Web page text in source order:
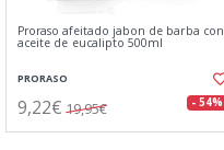
Proraso afeitado jabon de barba con
aceite de eucalipto 500ml
PRORASO
9,22€ 19,95€ - 54%